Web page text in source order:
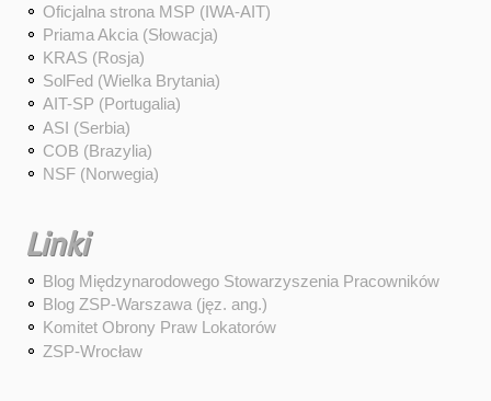
Oficjalna strona MSP (IWA-AIT)
Priama Akcia (Słowacja)
KRAS (Rosja)
SolFed (Wielka Brytania)
AIT-SP (Portugalia)
ASI (Serbia)
COB (Brazylia)
NSF (Norwegia)
Linki
Blog Międzynarodowego Stowarzyszenia Pracowników
Blog ZSP-Warszawa (jęz. ang.)
Komitet Obrony Praw Lokatorów
ZSP-Wrocław